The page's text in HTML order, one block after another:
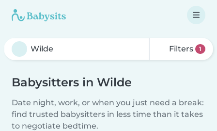
Filters 1
Babysitters in Wilde
Date night, work, or when you just need a break:
find trusted babysitters in less time than it takes
to negotiate bedtime.